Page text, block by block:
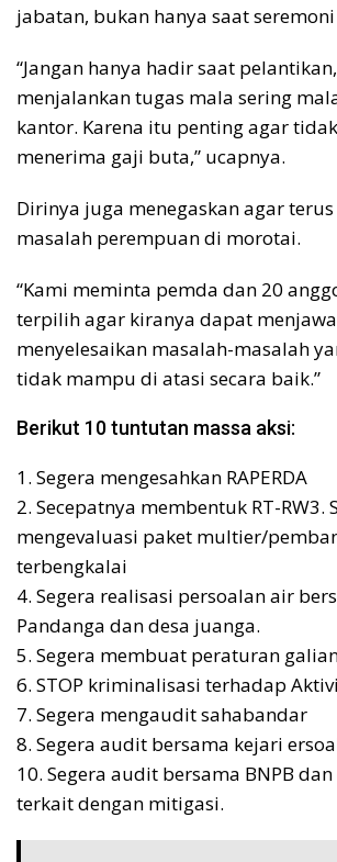
jabatan, bukan hanya saat
“Jangan hanya hadir saat
menjalankan tugas mala sering
kantor. Karena itu penting agar
menerima gaji buta,” ucapnya.
Dirinya juga menegaskan agar
masalah perempuan di morotai.
“Kami meminta pemda dan 20
terpilih agar kiranya dapat
menyelesaikan masalah-masalah
tidak mampu di atasi secara baik.”
Berikut 10 tuntutan massa aksi:
1. Segera mengesahkan RAPERDA
2. Secepatnya membentuk RT-RW3.
mengevaluasi paket multier/
terbengkalai
4. Segera realisasi persoalan air
Pandanga dan desa juanga.
5. Segera membuat peraturan
6. STOP kriminalisasi terhadap
7. Segera mengaudit sahabandar
8. Segera audit bersama kejari
10. Segera audit bersama BNPB
terkait dengan mitigasi.